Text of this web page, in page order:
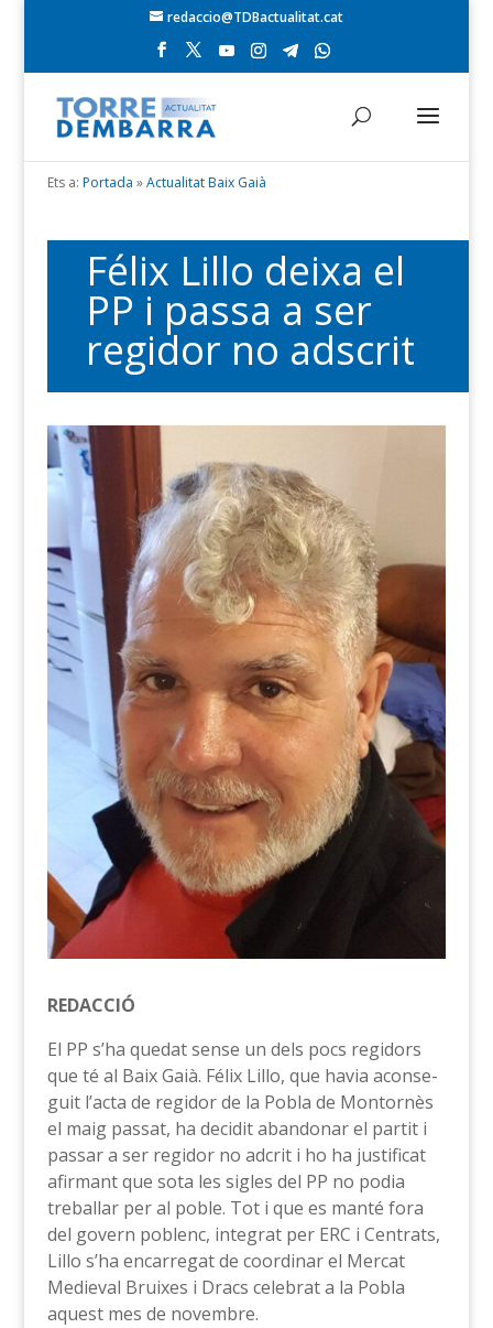
redaccio@TDBactualitat.cat
Ets a: Portada »Actualitat Baix Gaià
Félix Lillo deixa el
PP i passa a ser
regidor no adscrit
REDACCIÓ
El PP s’ha quedat sense un dels pocs regidors
que té al Baix Gaià. Félix Lillo, que havia aconse­
guit l’acta de regidor de la Pobla de Montornès
el maig passat, ha decidit abandonar el partit i
pas­sar a ser regidor no adcrit i ho ha justificat
afirmant que sota les sigles del PP no podia
treballar per al poble. Tot i que es manté fora
del govern poblenc, integrat per ERC i Centrats,
Lillo s’ha encarregat de coordi­nar el Mercat
Medieval Bruixes i Dracs celebrat a la Pobla
aquest mes de novembre.